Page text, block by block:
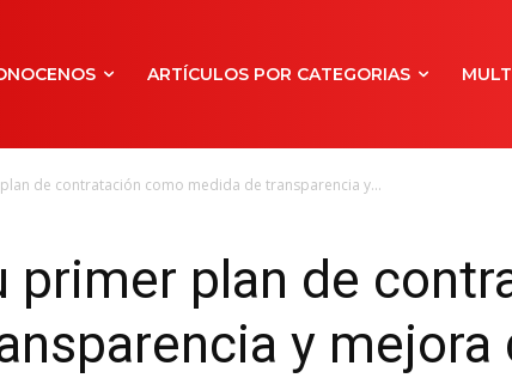
ARTÍCULOS POR CATEGORIAS
de contratación como medida de transparencia y...
primer plan de
y mejora